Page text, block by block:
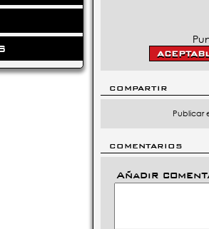
COMPARTIR
Publicar
COMENTARIOS
Añadir